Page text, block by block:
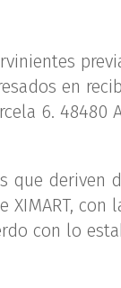
en
6. 48480
que deriven
con
con lo